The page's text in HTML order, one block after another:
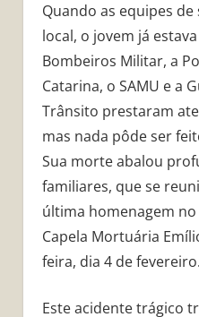
Quando as equipes
local, o jovem já
Bombeiros Militar, a
Catarina, o SAMU e a
Trânsito prestaram
mas nada pôde ser
Sua morte abalou
familiares, que se
última homenagem
Capela Mortuária
feira, dia 4 de fevereiro.
Este acidente trágico